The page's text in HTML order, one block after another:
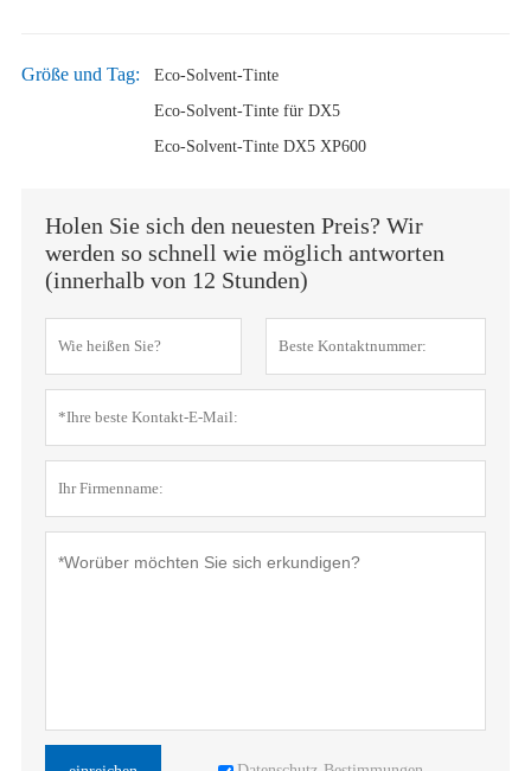
Größe und Tag:
Eco-Solvent-Tinte
Eco-Solvent-Tinte für DX5
Eco-Solvent-Tinte DX5 XP600
Holen Sie sich den neuesten Preis? Wir
werden so schnell wie möglich antworten
(innerhalb von 12 Stunden)